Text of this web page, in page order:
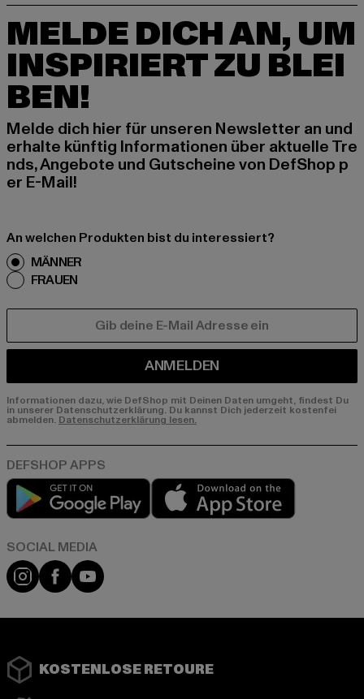
MELDE DICH AN, UM
INSPIRIERT ZU BLEI
BEN!
Melde dich hier für unseren Newsletter an und
erhalte künftig Informationen über aktuelle Tre
nds, Angebote und Gutscheine von DefShop p
er E-Mail!
An welchen Produkten bist du interessiert?
MÄNNER
FRAUEN
ANMELDEN
Informationen dazu, wie DefShop mit Deinen Daten umgeht, findest Du
in unserer Datenschutzerklärung. Du kannst Dich jederzeit kostenfei
abmelden. Datenschutzerklärung lesen.
Play market
Instagram
FacebookYouTube
KOSTENLOSE RETOURE